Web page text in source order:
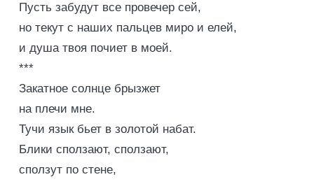
Пусть забудут все провечер сей,
но текут с наших пальцев миро и елей,
и душа твоя почиет в моей.
***
Закатное солнце брызжет
на плечи мне.
Тучи язык бьет в золотой набат.
Блики сползают, сползают,
сползут по стене,